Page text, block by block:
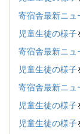
寄宿舎最新ニュ
児童生徒の様子
寄宿舎最新ニュ
児童生徒の様子
寄宿舎最新ニュ
児童生徒の様子
児童生徒の様子